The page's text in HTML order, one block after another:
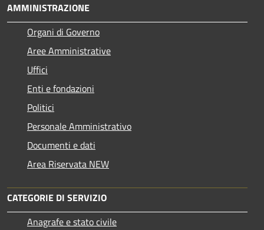
AMMINISTRAZIONE
Organi di Governo
Aree Amministrative
Uffici
Enti e fondazioni
Politici
Personale Amministrativo
Documenti e dati
Area Riservata NEW
CATEGORIE DI SERVIZIO
Anagrafe e stato civile